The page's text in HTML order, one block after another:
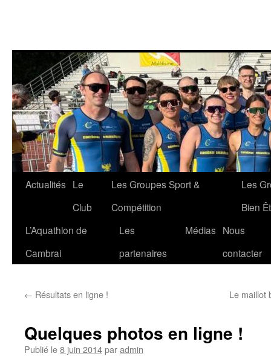
Aller
contenu
Actualités Le
Club
Les Groupes Sport &
Compétition
Les
Bien
L’Aquathlon de
Cambrai
Les
partenaires
Médias Nous
contacter
← Résultats en ligne ! Le maillot
Quelques photos en ligne !
Publié le8 juin 2014paradmin